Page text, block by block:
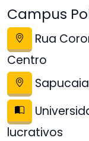
Campus
Rua
Centro
lucrativos